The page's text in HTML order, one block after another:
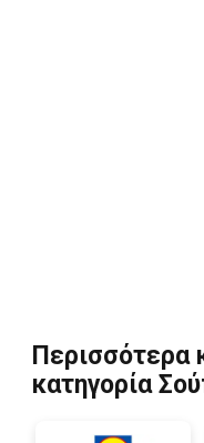
Περισσότερα
κατηγορία